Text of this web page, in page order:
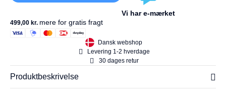
Vi har e-mærket
499,00 kr. mere for gratis fragt
Dansk webshop
Levering 1-2 hverdage
30 dages retur
Produktbeskrivelse